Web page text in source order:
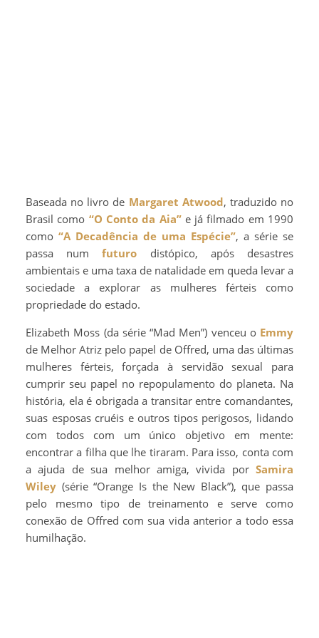
Baseada no livro de Margaret Atwood, traduzido no
Brasil como “O Conto da Aia”e já filmado em 1990
como “A Decadência de uma Espécie”, a série se
passa numfuturo distópico, após desastres
ambientais e uma taxa de natalidade em queda levar a
sociedade a explorar as mulheres férteis como
propriedade do estado.
Elizabeth Moss (da série “Mad Men”) venceu o Emmy
de Melhor Atriz pelo papel de Offred, uma das últimas
mulheres férteis, forçada à servidão sexual para
cumprir seu papel no repopulamento do planeta. Na
história, ela é obrigada a transitar entre comandantes,
suas esposas cruéis e outros tipos perigosos, lidando
com todos com um único objetivo em mente:
encontrar a filha que lhe tiraram. Para isso, conta com
a ajuda de sua melhor amiga, vivida por Samira
Wiley (série “Orange Is the New Black”), que passa
pelo mesmo tipo de treinamento e serve como
conexão de Offred com sua vida anterior a todo essa
humilhação.